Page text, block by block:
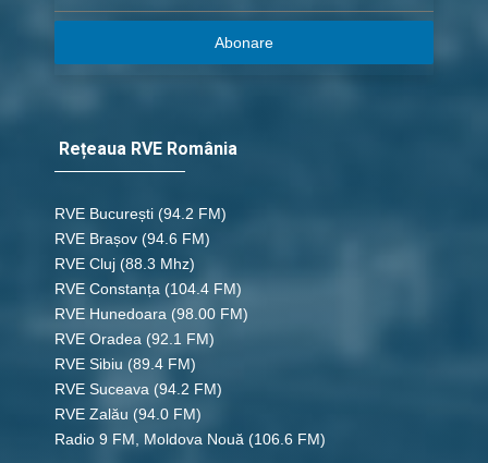
Abonare
Rețeaua RVE România
RVE București (94.2 FM)
RVE Brașov (94.6 FM)
RVE Cluj (88.3 Mhz)
RVE Constanța (104.4 FM)
RVE Hunedoara (98.00 FM)
RVE Oradea (92.1 FM)
RVE Sibiu (89.4 FM)
RVE Suceava (94.2 FM)
RVE Zalău (94.0 FM)
Radio 9 FM, Moldova Nouă (106.6 FM)